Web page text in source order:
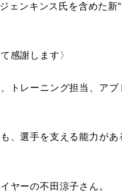
ンキンス氏を含めた新
感謝します〉
トレーニング担当、アブ
、選手を支える能力が
ヤーの不田涼子さん。